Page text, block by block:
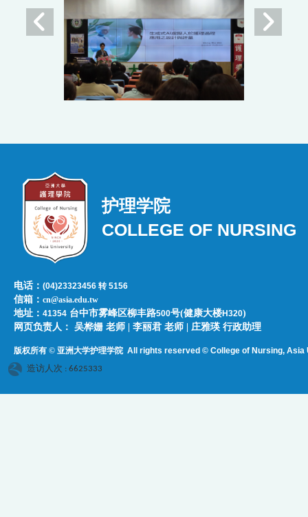
护理学院
COLLEGE OF NURSING
电话：(04)23323456 转 5156
信箱：cn@asia.edu.tw
地址：41354 台中市雾峰区柳丰路500号(健康大楼H320)
网页负责人：​​​ ​吴桦姗 老师 | 李丽君 老师 | 庄雅瑛 行政助理
版权所有 © 亚洲大学护理学院All rights reserved © College of Nursing, Asia
造访人次 : 6625333